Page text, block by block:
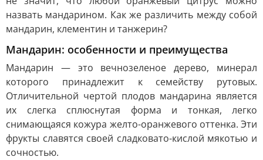
назвать мандарином. Как же различить между собой
мандарин, клементин и танжерин?
Мандарин: особенности и преимущества
Мандарин — это вечнозеленое дерево, минерал
которого принадлежит к семейству рутовых.
Отличительной чертой плодов мандарина является
их слегка сплюснутая форма и тонкая, легко
снимающаяся кожура желто-оранжевого оттенка. Эти
фрукты славятся своей сладковато-кислой мякотью и
сочностью.